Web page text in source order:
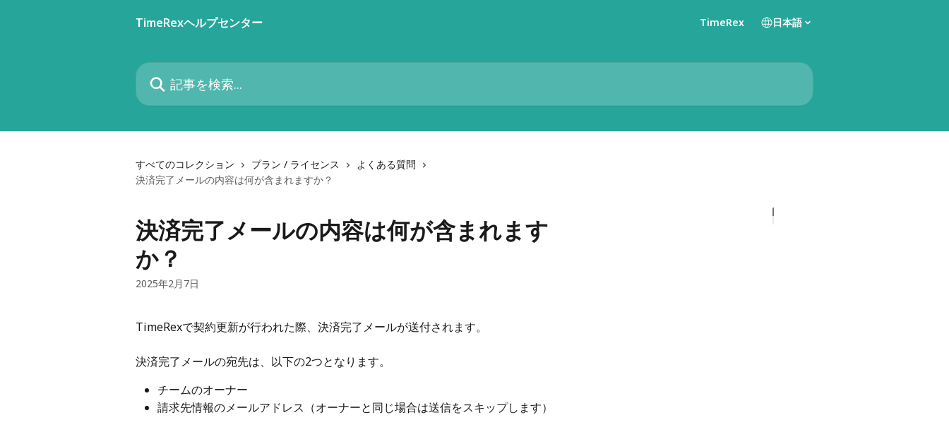
TimeRexヘルプセンター
TimeRex 日本語
記事を検索...
すべてのコレクション プラン / ライセンス
よくある質問
決済完了メールの内容は何が含まれますか？
決済完了メールの内容は何が含まれます
か？
2025年2月7日
TimeRexで契約更新が行われた際、決済完了メールが送付されます。
決済完了メールの宛先は、以下の2つとなります。
チームのオーナー
請求先情報のメールアドレス（オーナーと同じ場合は送信をスキップします）